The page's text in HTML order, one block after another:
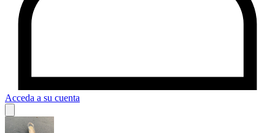
Acceda a su cuenta